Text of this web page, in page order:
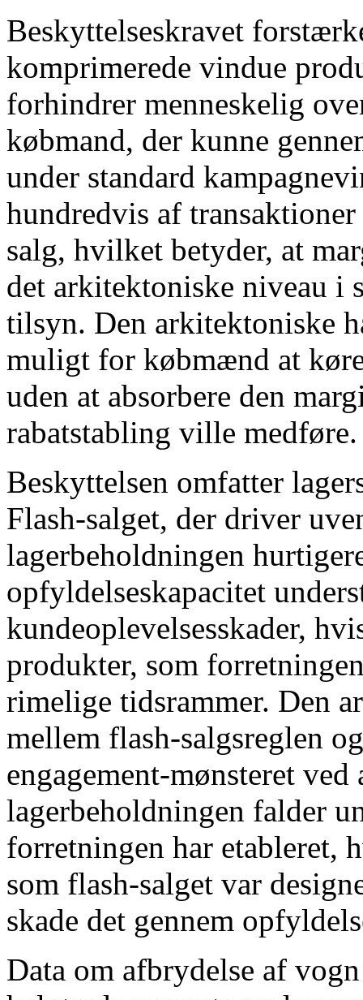
Beskyttelseskravet
komprimerede vindue
forhindrer menneskelig
købmand, der kunne
under standard
hundredvis af
salg, hvilket betyder, at
det arkitektoniske niveau i
tilsyn. Den arkitektoniske
muligt for købmænd at
uden at absorbere den
rabatstabling ville medføre.
Beskyttelsen omfatter
Flash-salget, der driver
lagerbeholdningen
opfyldelseskapacitet
kundeoplevelsesskader,
produkter, som
rimelige tidsrammer. Den
mellem flash-salgsreglen
engagement-mønsteret
lagerbeholdningen falder
forretningen har etableret,
som flash-salget var
skade det gennem
Data om afbrydelse af